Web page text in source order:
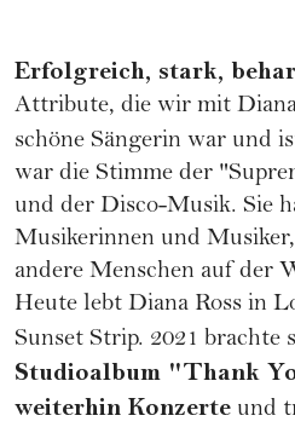
Erfolgreich, stark,
Attribute, die wir mit
schöne Sängerin war und
war die Stimme der
und der Disco-Musik. Sie
Musikerinnen und
andere Menschen auf der
Heute lebt Diana Ross in
Sunset Strip. 2021 brachte
Studioalbum "Thank
weiterhin Konzerte und